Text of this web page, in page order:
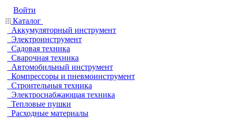
Войти
Каталог
Аккумуляторный инструмент
Электроинструмент
Садовая техника
Сварочная техника
Автомобильный инструмент
Компрессоры и пневмоинструмент
Строительныя техника
Электроснабжающая техника
Тепловые пушки
Расходные материалы